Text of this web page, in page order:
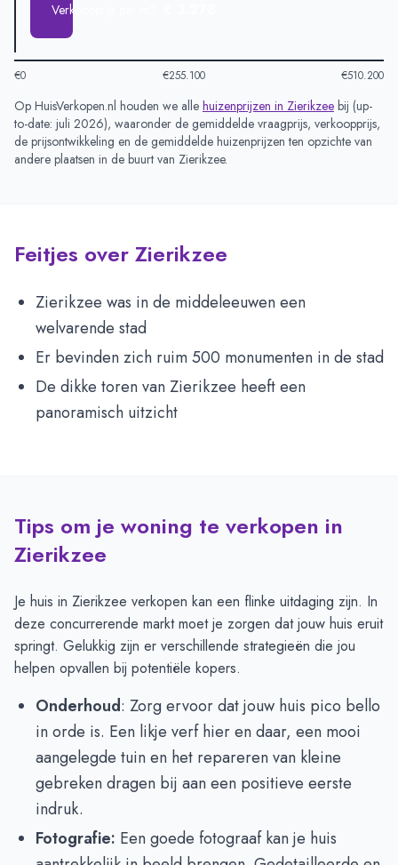
Verkoopprijs per m2
€0 €255.100 €510.200
Op HuisVerkopen.nl houden we alle huizenprijzen in Zierikzee bij (up-
to-date: juli 2026), waaronder de gemiddelde vraagprijs, verkoopprijs,
de prijsontwikkeling en de gemiddelde huizenprijzen ten opzichte van
andere plaatsen in de buurt van Zierikzee.
Feitjes over Zierikzee
Zierikzee was in de middeleeuwen een
welvarende stad
Er bevinden zich ruim 500 monumenten in de stad
De dikke toren van Zierikzee heeft een
panoramisch uitzicht
Tips om je woning te verkopen in
Zierikzee
Je huis in Zierikzee verkopen kan een flinke uitdaging zijn. In
deze concurrerende markt moet je zorgen dat jouw huis eruit
springt. Gelukkig zijn er verschillende strategieën die jou
helpen opvallen bij potentiële kopers.
Onderhoud: Zorg ervoor dat jouw huis pico bello
in orde is. Een likje verf hier en daar, een mooi
aangelegde tuin en het repareren van kleine
gebreken dragen bij aan een positieve eerste
indruk.
Fotografie: Een goede fotograaf kan je huis